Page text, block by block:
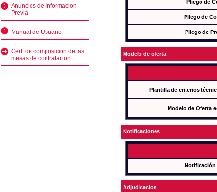
Anuncios de Informacion
Previa
Manual de Usuario
Cert. de composicion de las
mesas de contratacion
Pliego de
Pliego de
Pliego de
Modelo de oferta
Plantilla de criterios
Modelo de Oferta
Notificaciones
Notificación
Adjudicacion